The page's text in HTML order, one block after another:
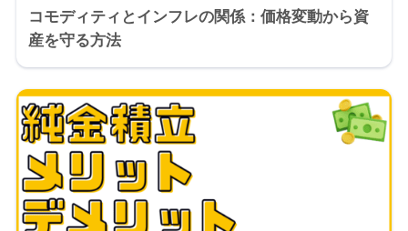
コモディティとインフレの関係：価格変動から資
産を守る方法